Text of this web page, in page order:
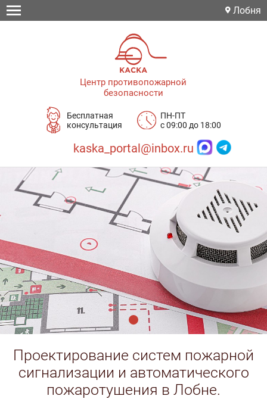
Лобня
Центр противопожарной
безопасности
Бесплатная
консультация
ПН-ПТ
с 09:00 до 18:00
kaska_portal@inbox.ru
Проектирование систем пожарной
сигнализации и автоматического
пожаротушения в Лобне.